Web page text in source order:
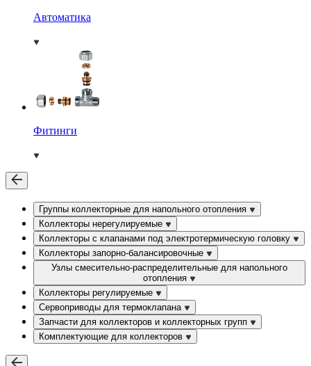
Автоматика
Фитинги
Группы коллекторные для напольного отопления
Коллекторы нерегулируемые
Коллекторы с клапанами под электротермическую головку
Коллекторы запорно-балансировочные
Узлы смесительно-распределительные для напольного
отопления
Коллекторы регулируемые
Сервоприводы для термоклапана
Запчасти для коллекторов и коллекторных групп
Комплектующие для коллекторов